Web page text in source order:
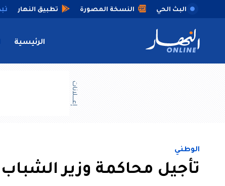
البث الحي النسخة المصورة تطبيق النهار
الرئيسية
إعــــلانات
الوطني